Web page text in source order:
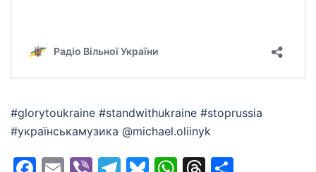
#glorytoukraine #standwithukraine #stoprussia
#українськамузика @michael.oliinyk